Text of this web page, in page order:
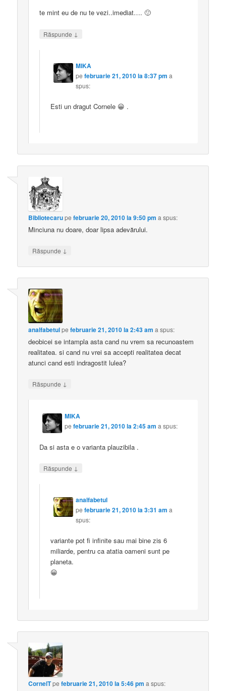
te mint eu de nu te vezi..imediat…. 🙂
Răspunde ↓
MIKA
pefebruarie 21, 2010 la 8:37 pm a
spus:
Esti un dragut Cornele 😀 .
Bibliotecarupefebruarie 20, 2010 la 9:50 pm a spus:
Minciuna nu doare, doar lipsa adevărului.
Răspunde ↓
analfabetulpefebruarie 21, 2010 la 2:43 am a spus:
deobicei se intampla asta cand nu vrem sa recunoastem
realitatea. si cand nu vrei sa accepti realitatea decat
atunci cand esti indragostit lulea?
Răspunde ↓
MIKA
pefebruarie 21, 2010 la 2:45 am a spus:
Da si asta e o varianta plauzibila .
Răspunde ↓
analfabetul
pefebruarie 21, 2010 la 3:31 am a
spus:
variante pot fi infinite sau mai bine zis 6
miliarde, pentru ca atatia oameni sunt pe
planeta.
😀
CornelTpefebruarie 21, 2010 la 5:46 pm a spus: